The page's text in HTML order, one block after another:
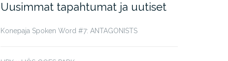
Uusimmat tapahtumat ja uutiset
Konepaja Spoken Word #7: ANTAGONISTS